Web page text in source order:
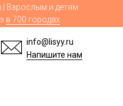
Взрослым и детям
в 700 городах
info@lisyy.ru
Напишите нам